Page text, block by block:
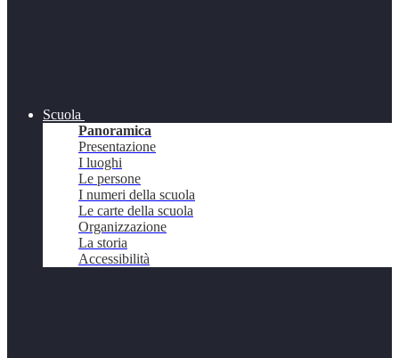
Scuola
Panoramica
Presentazione
I luoghi
Le persone
I numeri della scuola
Le carte della scuola
Organizzazione
La storia
Accessibilità